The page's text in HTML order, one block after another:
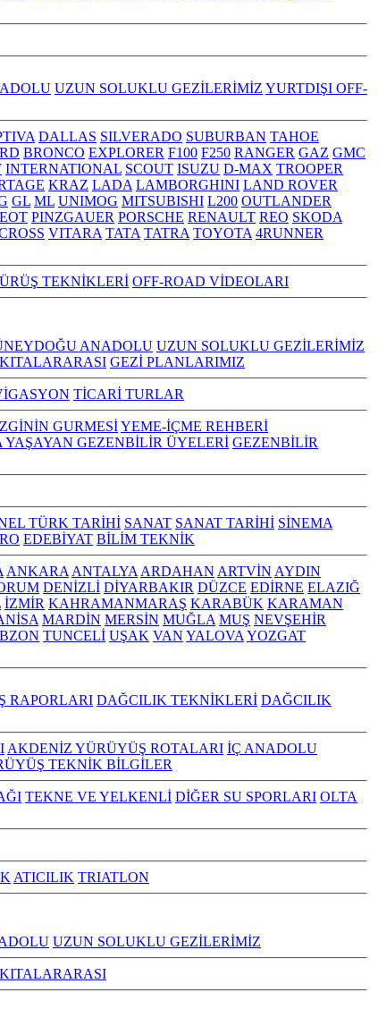
UZUN SOLUKLU GEZİLERİMİZ YURTDIŞI OFF-
DALLAS SILVERADO SUBURBAN TAHOE
BRONCO EXPLORER F100 F250 RANGER GAZ GMC
INTERNATIONAL SCOUT ISUZU D-MAX TROOPER
KRAZ LADA LAMBORGHINI LAND ROVER
GL ML UNIMOG MITSUBISHI L200 OUTLANDER
PINZGAUER PORSCHE RENAULT REO SKODA
VITARA TATA TATRA TOYOTA 4RUNNER
TEKNİKLERİ OFF-ROAD VİDEOLARI
ANADOLU UZUN SOLUKLU GEZİLERİMİZ
KITALARARASI GEZİ PLANLARIMIZ
TİCARİ TURLAR
GURMESİYEME-İÇME REHBERİ
YAŞAYAN GEZENBİLİR ÜYELERİ GEZENBİLİR
TÜRK TARİHİ SANAT SANAT TARİHİ SİNEMA
EDEBİYAT BİLİM TEKNİK
ANKARA ANTALYA ARDAHAN ARTVİN AYDIN
DENİZLİ DİYARBAKIR DÜZCE EDİRNE ELAZIĞ
İZMİR KAHRAMANMARAŞ KARABÜK KARAMAN
MARDİN MERSİN MUĞLA MUŞ NEVŞEHİR
TUNCELİ UŞAK VAN YALOVA YOZGAT
RAPORLARI DAĞCILIK TEKNİKLERİ DAĞCILIK
AKDENİZ YÜRÜYÜŞ ROTALARI İÇ ANADOLU
TEKNİK BİLGİLER
TEKNE VE YELKENLİ DİĞER SU SPORLARI OLTA
ATICILIK TRIATLON
UZUN SOLUKLU GEZİLERİMİZ
KITALARARASI